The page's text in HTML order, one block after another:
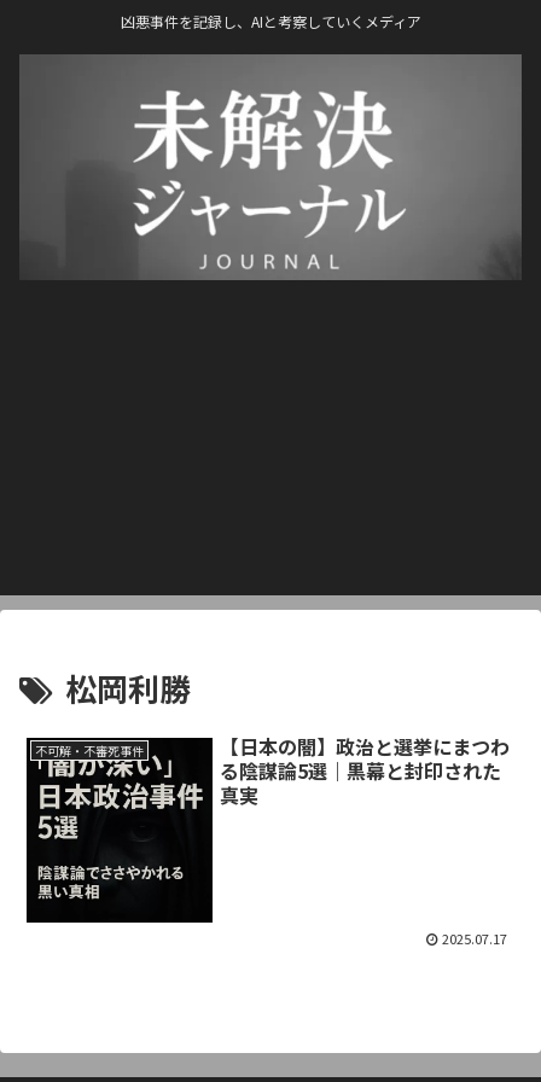
凶悪事件を記録し、AIと考察していくメディア
松岡利勝
不可解・不審死事件
【日本の闇】政治と選挙にまつわ
る陰謀論5選｜黒幕と封印された
真実
2025.07.17